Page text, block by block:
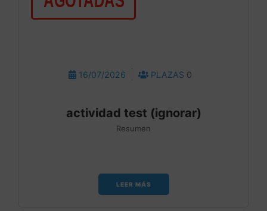
16/07/2026 PLAZAS 0
actividad test (ignorar)
Resumen
LEER MÁS